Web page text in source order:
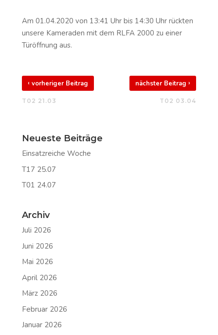
Am 01.04.2020 von 13:41 Uhr bis 14:30 Uhr rückten
unsere Kameraden mit dem RLFA 2000 zu einer
Türöffnung aus.
‹ vorheriger Beitrag
T02 21.03
nächster Beitrag›
T02 03.04
Neueste Beiträge
Einsatzreiche Woche
T17 25.07
T01 24.07
Archiv
Juli 2026
Juni 2026
Mai 2026
April 2026
März 2026
Februar 2026
Januar 2026